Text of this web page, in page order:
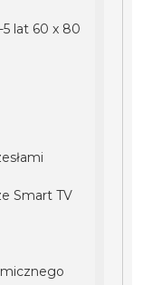
5 lat 60 x 80
Smart TV